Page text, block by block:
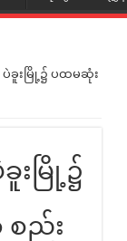
ခူးမြို့၌ ပထမဆုံး
းမြို့၌
စည်း